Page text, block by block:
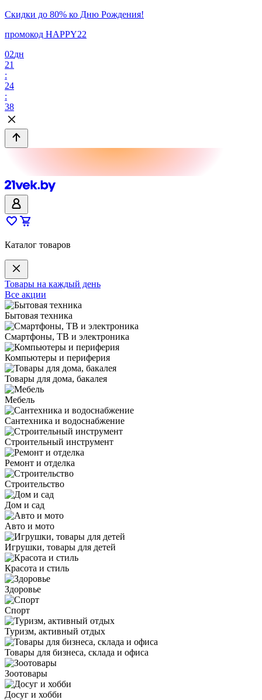
Скидки до 80% ко Дню Рождения!
промокод HAPPY22
02дн
21
:
24
:
38
Каталог товаров
Товары на каждый день
Все акции
Бытовая техника
Смартфоны, ТВ и электроника
Компьютеры и периферия
Товары для дома, бакалея
Мебель
Сантехника и водоснабжение
Строительный инструмент
Ремонт и отделка
Строительство
Дом и сад
Авто и мото
Игрушки, товары для детей
Красота и стиль
Здоровье
Спорт
Туризм, активный отдых
Товары для бизнеса, склада и офиса
Зоотовары
Досуг и хобби